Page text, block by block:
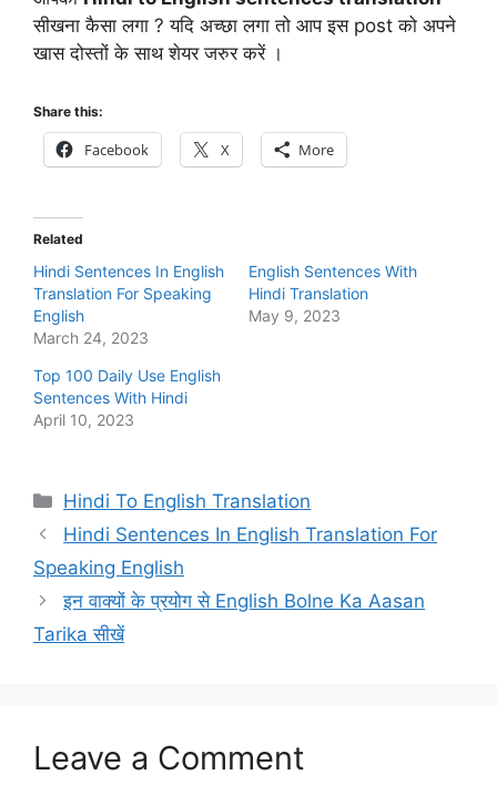
सीखना कैसा लगा ? यदि अच्छा लगा तो आप इस post को अपने
खास दोस्तों के साथ शेयर जरुर करें ।
Share this:
Facebook X More
Related
Hindi Sentences In English
Translation For Speaking
English
March 24, 2023
English Sentences With
Hindi Translation
May 9, 2023
Top 100 Daily Use English
Sentences With Hindi
April 10, 2023
Categories
Hindi To English Translation
Hindi Sentences In English Translation For
Speaking English
इन वाक्यों के प्रयोग से English Bolne Ka Aasan
Tarika सीखें
Leave a Comment